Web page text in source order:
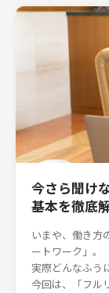
今さら聞け
基本を徹底
いまや、働き方
ートワーク」。
実際どんなふう
今回は、「フル